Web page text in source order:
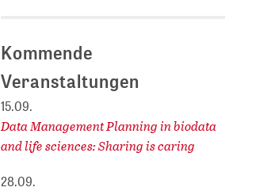
Kommende
Veranstaltungen
15.09.
Data Management Planning in biodata
and life sciences: Sharing is caring
28.09.